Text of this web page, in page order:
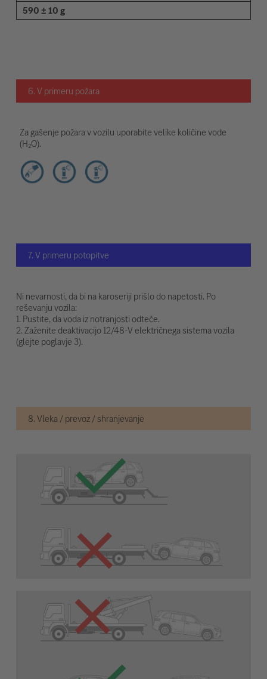
590 ± 10 g
6. V primeru požara
Za gašenje požara v vozilu uporabite velike količine vode
(H₂O).
7. V primeru potopitve
Ni nevarnosti, da bi na karoseriji prišlo do napetosti. Po
reševanju vozila:
1. Pustite, da voda iz notranjosti odteče.
2. Zaženite deaktivacijo 12/48-V električnega sistema vozila
(glejte poglavje 3).
8. Vleka / prevoz / shranjevanje